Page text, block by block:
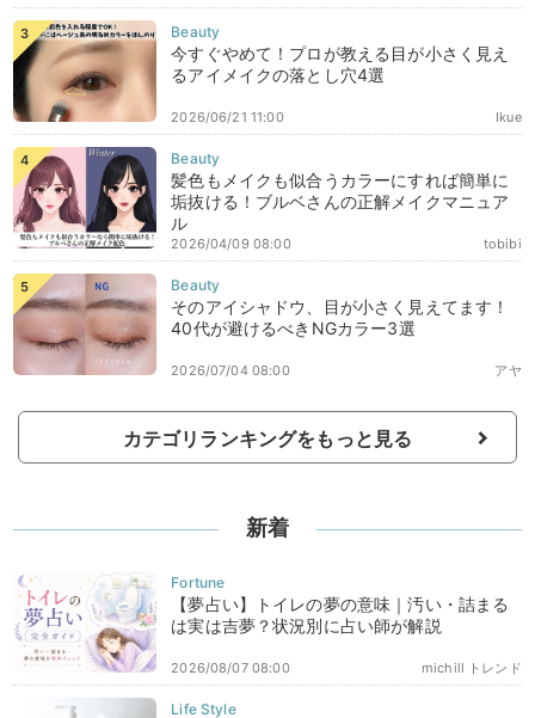
今すぐやめて！プロが教える目が小さく見え
るアイメイクの落とし穴4選
Ikue
2026/06/21 11:00
髪色もメイクも似合うカラーにすれば簡単に
垢抜ける！ブルベさんの正解メイクマニュア
ル
tobibi
2026/04/09 08:00
そのアイシャドウ、目が小さく見えてます！
40代が避けるべきNGカラー3選
アヤ
2026/07/04 08:00
カテゴリランキングをもっと見る
新着
【夢占い】トイレの夢の意味｜汚い・詰まる
は実は吉夢？状況別に占い師が解説
michill トレンド
2026/08/07 08:00